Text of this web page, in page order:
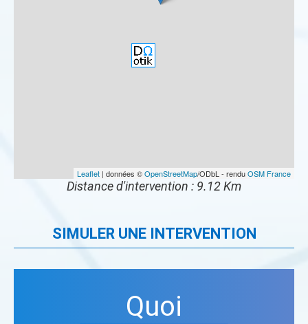
Leaflet | données ©OpenStreetMap/ODbL - renduOSM France
Distance d'intervention : 9.12 Km
SIMULER UNE INTERVENTION
Quoi